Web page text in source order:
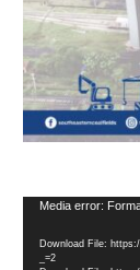
Video
Media error:
Download File:
_=2